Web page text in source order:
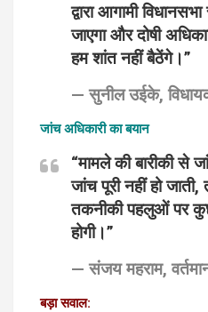
द्वारा आगामी
जाएगा और दोषी
हम शांत नहीं बैठेंगे।”
— सुनील उईके,
जांच अधिकारी का बयान
“मामले की बारीकी से
जांच पूरी नहीं हो
तकनीकी पहलुओं पर
होगी।”
—संजय महराम,
बड़ा सवाल: